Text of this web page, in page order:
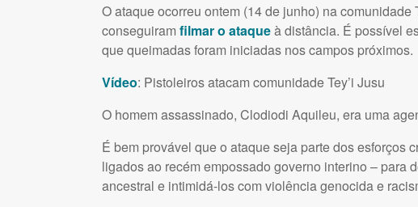
O ataque ocorreu ontem (14 de junho) na comunidade
conseguiram filmar o ataqueà distância. É possível
que queimadas foram iniciadas nos campos próximos.
Vídeo: Pistoleiros atacam comunidade Tey’i Jusu
O homem assassinado, Clodiodi Aquileu, era uma
É bem provável que o ataque seja parte dos esforços
ligados ao recém empossado governo interino – para
ancestral e intimidá-los com violência genocida e